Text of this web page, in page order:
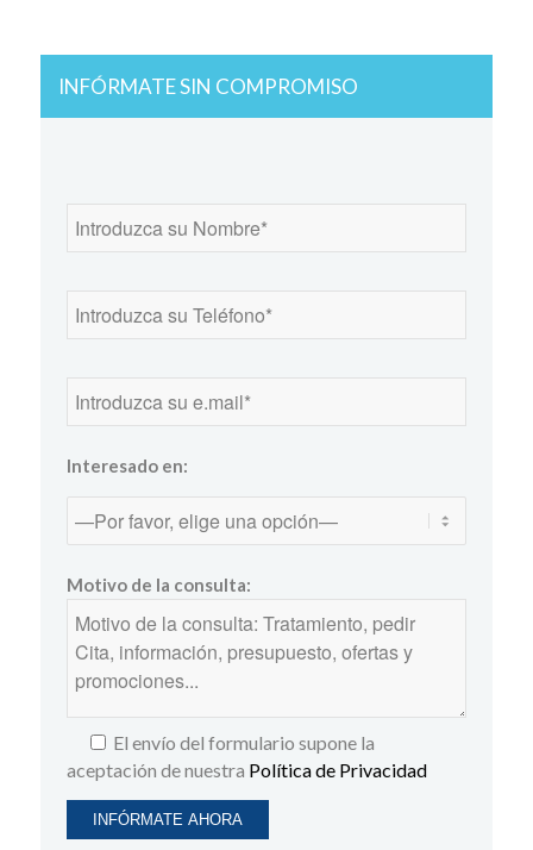
INFÓRMATE SIN COMPROMISO
Interesado en:
Motivo de la consulta:
El envío del formulario supone la
aceptación de nuestra Política de Privacidad